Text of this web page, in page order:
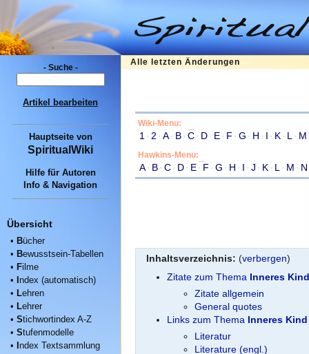
- Suche -
Artikel bearbeiten
Hauptseitevon
SpiritualWiki
Hilfe für Autoren
Info & Navigation
Übersicht
• Bücher
• Bewusstsein-Tabellen
• Filme
• ndex (automatisch)
• Lehren
• Lehrer
• Stichwortindex A-Z
• Stufenmodelle
• ndex Textsammlung
Alle letzten Änderungen
Wiki-Menu:
1 · 2 · A· B· C· D· E· F · G · H · I · K· L · M
Hawkins-Menu:
A· B· C· D· E· F · G · H · I · J · K· L · M · N
Inhaltsverzeichnis: (verbergen)
Zitate zum Thema Inneres Kind
Zitate allgemein
General quotes
Links zum Thema Inneres Kind
Literatur
Literature (engl.)